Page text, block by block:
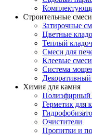
Строительные смеси
Затирочные
Цветные
Теплый
Смеси для
Клеевые смеси
Система
Декоративный
Химия для камня
Полиэфирный
Герметик для
Очистители
Пропитки и